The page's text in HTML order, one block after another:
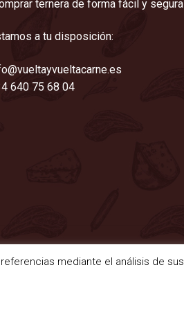
ternera de forma fácil y
a tu disposición:
640 75 68 04
mediante el análisis de